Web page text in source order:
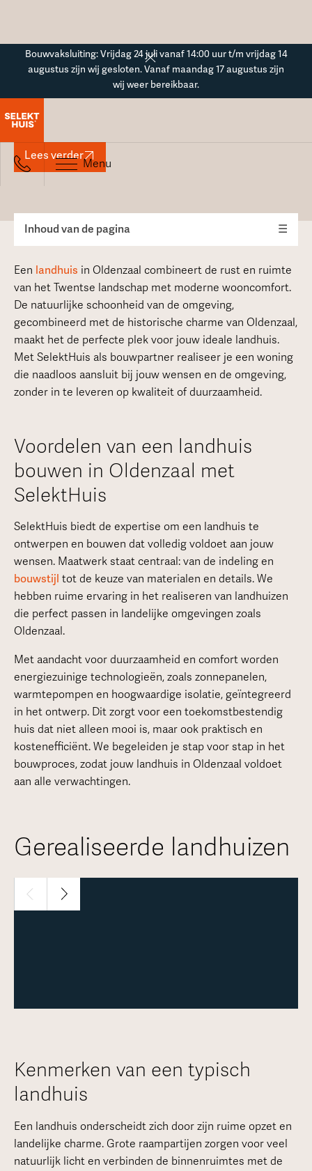
Bouwvaksluiting: Vrijdag 24 juli vanaf 14:00 uur t/m vrijdag 14
augustus zijn wij gesloten. Vanaf maandag 17 augustus zijn
wij weer bereikbaar.
Menu
Landhuis in Oldenzaal
Lees verder
Inhoud van de pagina ☰
Een landhuis in Oldenzaal combineert de rust en ruimte
van het Twentse landschap met moderne wooncomfort.
De natuurlijke schoonheid van de omgeving,
gecombineerd met de historische charme van Oldenzaal,
maakt het de perfecte plek voor jouw ideale landhuis.
Met SelektHuis als bouwpartner realiseer je een woning
die naadloos aansluit bij jouw wensen en de omgeving,
zonder in te leveren op kwaliteit of duurzaamheid.
Voordelen van een landhuis
bouwen in Oldenzaal met
SelektHuis
SelektHuis biedt de expertise om een landhuis te
ontwerpen en bouwen dat volledig voldoet aan jouw
wensen. Maatwerk staat centraal: van de indeling en
bouwstijl tot de keuze van materialen en details. We
hebben ruime ervaring in het realiseren van landhuizen
die perfect passen in landelijke omgevingen zoals
Oldenzaal.
Met aandacht voor duurzaamheid en comfort worden
energiezuinige technologieën, zoals zonnepanelen,
warmtepompen en hoogwaardige isolatie, geïntegreerd
in het ontwerp. Dit zorgt voor een toekomstbestendig
huis dat niet alleen mooi is, maar ook praktisch en
kostenefficiënt. We begeleiden je stap voor stap in het
bouwproces, zodat jouw landhuis in Oldenzaal voldoet
aan alle verwachtingen.
Gerealiseerde landhuizen
Meer over deze woning
1 / 3
Kenmerken van een typisch
landhuis
Een landhuis onderscheidt zich door zijn ruime opzet en
landelijke charme. Grote raampartijen zorgen voor veel
natuurlijk licht en verbinden de binnenruimtes met de